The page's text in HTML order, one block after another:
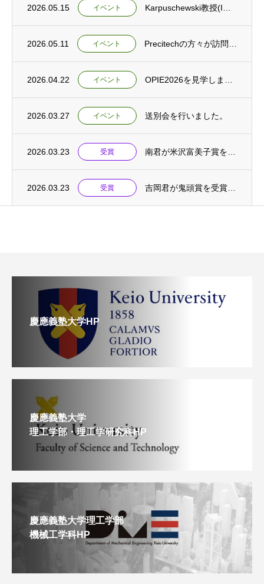
2026.05.15 イベント
2026.05.11 イベント
2026.04.22 イベント
2026.03.27 イベント 送別会を行いました。
2026.03.23 受賞
2026.03.23 受賞
慶應義塾大学HP
慶應義塾大学
理工学部・理工学研究科HP
慶應義塾大学理工学部
機械工学科HP